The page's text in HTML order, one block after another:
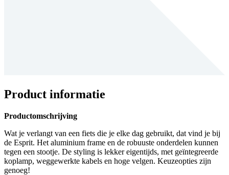
Product informatie
Productomschrijving
Wat je verlangt van een fiets die je elke dag gebruikt, dat vind je bij
de Esprit. Het aluminium frame en de robuuste onderdelen kunnen
tegen een stootje. De styling is lekker eigentijds, met geïntegreerde
koplamp, weggewerkte kabels en hoge velgen. Keuzeopties zijn
genoeg!